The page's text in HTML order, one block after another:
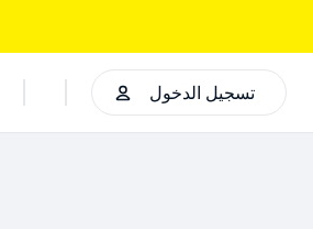
تسجيل الدخول